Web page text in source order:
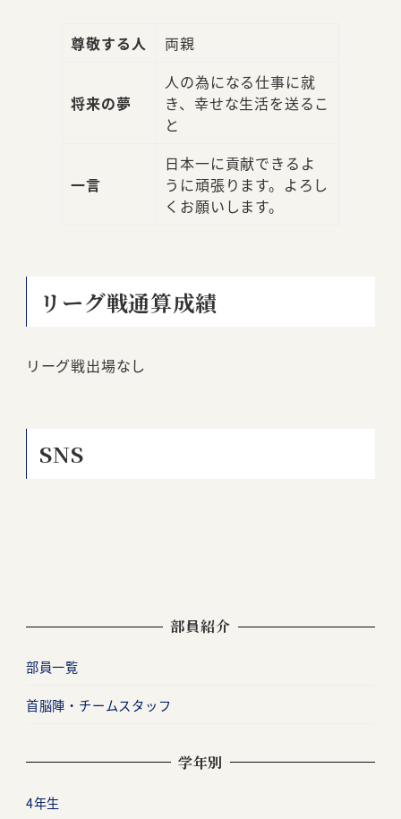
尊敬する人 両親
将来の夢
人の為になる仕事に就
き、幸せな生活を送るこ
と
一言
日本一に貢献できるよ
うに頑張ります。よろし
くお願いします。
リーグ戦通算成績
リーグ戦出場なし
SNS
部員紹介
部員一覧
首脳陣・チームスタッフ
学年別
4年生